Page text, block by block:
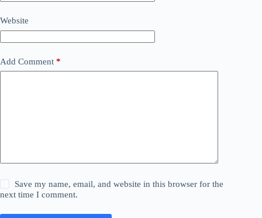
Website
Add Comment *
Save my name, email, and website in this browser for the
next time I comment.